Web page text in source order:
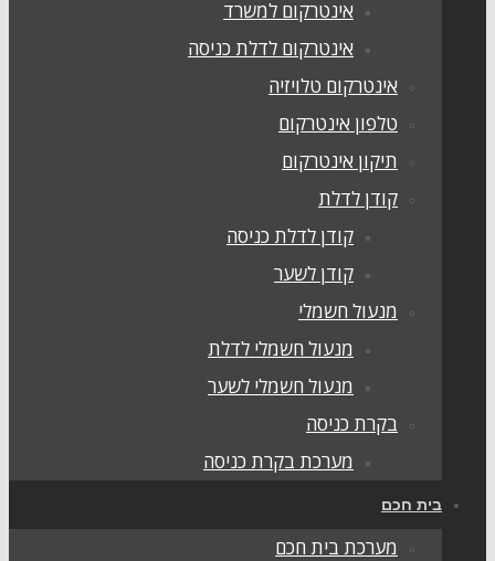
אינטרקום למשרד
אינטרקום לדלת כניסה
אינטרקום טלויזיה
טלפון אינטרקום
תיקון אינטרקום
קודן לדלת
קודן לדלת כניסה
קודן לשער
מנעול חשמלי
מנעול חשמלי לדלת
מנעול חשמלי לשער
בקרת כניסה
מערכת בקרת כניסה
חכם
מערכת בית חכם